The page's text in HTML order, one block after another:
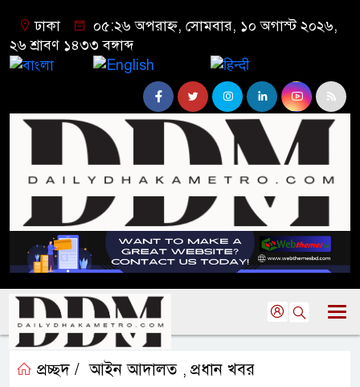
ঢাকা
০৫:২৬ অপরাহ্ন, সোমবার, ১০ অগাস্ট ২০২৬,
২৬ শ্রাবণ ১৪৩৩ বঙ্গাব্দ
প্রচ্ছদ / আইন আদালত , প্রধান খবর